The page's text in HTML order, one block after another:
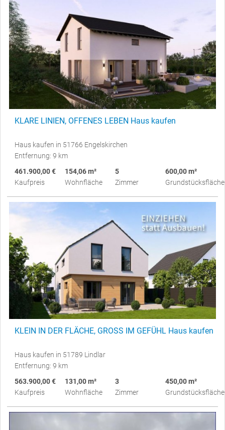
KLARE LINIEN, OFFENES LEBEN Haus kaufen
Haus kaufen in 51766 Engelskirchen
Entfernung: 9 km
461.900,00 €
Kaufpreis
154,06 m²
Wohnfläche
5
Zimmer
600,00 m²
Grundstücksfläche
KLEIN IN DER FLÄCHE, GROSS IM GEFÜHL Haus kaufen
Haus kaufen in 51789 Lindlar
Entfernung: 9 km
563.900,00 €
Kaufpreis
131,00 m²
Wohnfläche
3
Zimmer
450,00 m²
Grundstücksfläche